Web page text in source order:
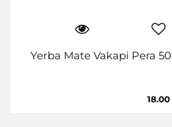
Yerba Mate Vakapi Pera
18.00